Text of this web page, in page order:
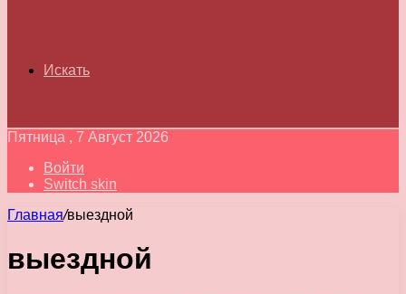
Искать
Пятница , 7 Август 2026
Войти
Switch skin
Главная/выездной
выездной